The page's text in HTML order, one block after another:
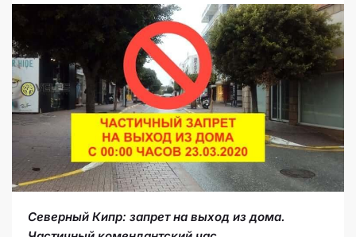
Северный Кипр: запрет на выход из дома.